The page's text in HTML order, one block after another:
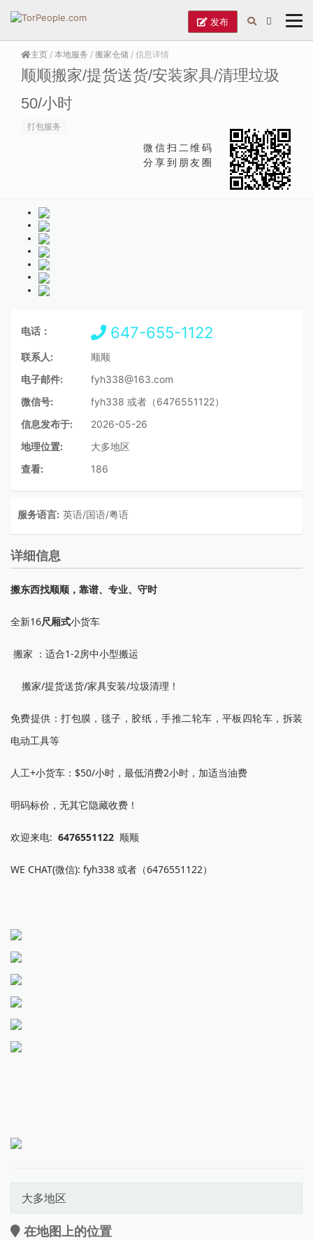
发布
主页 / 本地服务 / 搬家仓储 / 信息详情
顺顺搬家/提货送货/安装家具/清理垃圾
50/小时
打包服务
微信扫二维码
分享到朋友圈
电话： 647-655-1122
联系人:
顺顺
电子邮件:
fyh338@163.com
微信号:
fyh338 或者（6476551122）
信息发布于:
2026-05-26
地理位置:
大多地区
查看:
186
服务语言: 英语/国语/粤语
详细信息
搬东西找顺顺，靠谱、专业、守时
全新16尺厢式小货车
搬家 ：适合1-2房中小型搬运
搬家/提货送货/家具安装/垃圾清理！
免费提供：打包膜，毯子，胶纸，手推二轮车，平板四轮车，拆装
电动工具等
人工+小货车：$50/小时，最低消费2小时，加适当油费
明码标价，无其它隐藏收费！
欢迎来电: 6476551122 顺顺
WE CHAT(微信): fyh338 或者（6476551122）
大多地区
在地图上的位置